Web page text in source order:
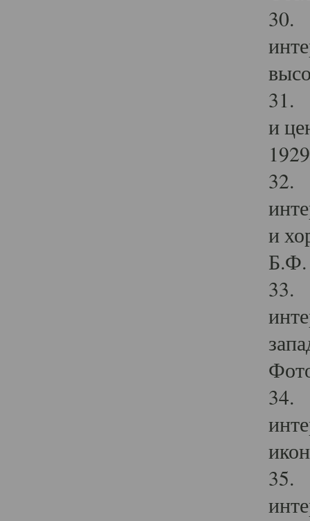
30.
31.
и
32.
и
Б.Ф.
33.
34.
35.